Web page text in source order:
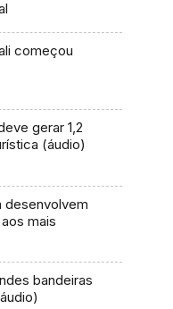
começou
gerar 1,2
(áudio)
desenvolvem
mais
bandeiras